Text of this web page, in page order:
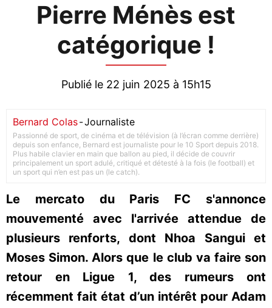
Pierre Ménès est
catégorique !
Publié le 22 juin 2025 à 15h15
Bernard Colas-Journaliste
Passionné de sport, de cinéma et de télévision (à l’écran comme derrière)
depuis son enfance, Bernard est journaliste pour le 10 Sport depuis 2018.
Plus habile clavier en main que ballon au pied, il décide de couvrir
principalement un sport adulé, critiqué et détesté à la fois (le football) et
un sport qui n’en est pas un (le catch).
Le mercato du Paris FC s'annonce
mouvementé avec l'arrivée attendue de
plusieurs renforts, dont Nhoa Sangui et
Moses Simon. Alors que le club va faire son
retour en Ligue 1, des rumeurs ont
récemment fait état d’un intérêt pour Adam